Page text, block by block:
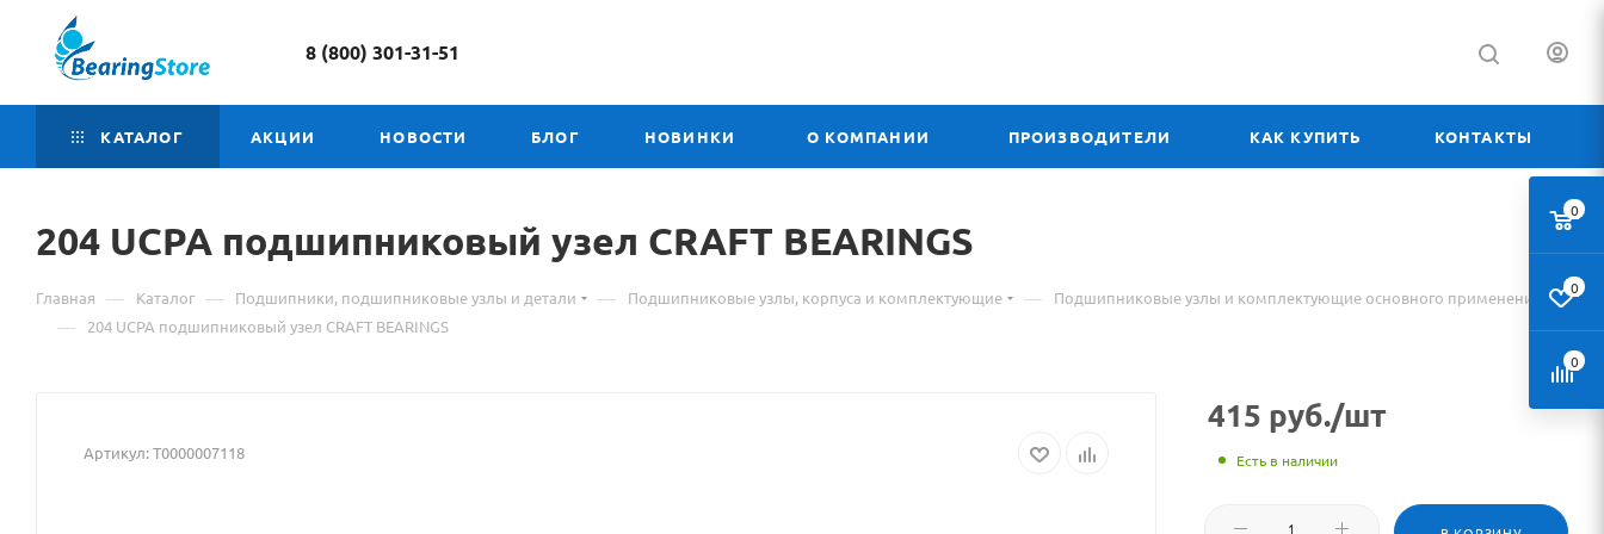
8 (800) 301-31-51
КАТАЛОГ АКЦИИ НОВОСТИ БЛОГ НОВИНКИ О КОМПАНИИ ПРОИЗВОДИТЕЛИ КАК КУПИТЬ КОНТАКТЫ
204 UCPA подшипниковый Материал
о
узел CRAFT BEARINGS
Главная — Каталог — Подшипники, подшипниковые узлы и детали — Подшипниковые узлы, корпуса и комплектующие — Подшипниковые узлы и комплектующие основного применения
— 204 UCPA подшипниковый узел CRAFT BEARINGS
Артикул:Т0000007118
415 руб./шт
Есть в наличии
0
0
0